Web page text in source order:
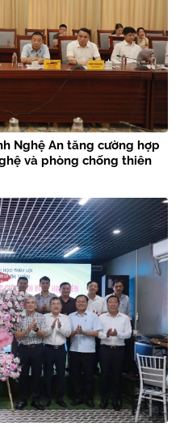
Nghệ An tăng cường hợp
và phòng chống thiên